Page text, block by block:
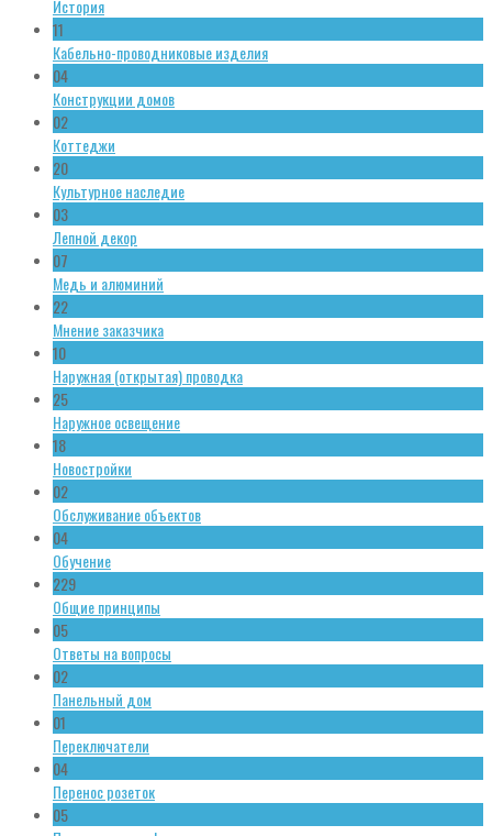
История
11
Кабельно-проводниковые изделия
04
Конструкции домов
02
Коттеджи
20
Культурное наследие
03
Лепной декор
07
Медь и алюминий
22
Мнение заказчика
10
Наружная (открытая) проводка
25
Наружное освещение
18
Новостройки
02
Обслуживание объектов
04
Обучение
229
Общие принципы
05
Ответы на вопросы
02
Панельный дом
01
Переключатели
04
Перенос розеток
05